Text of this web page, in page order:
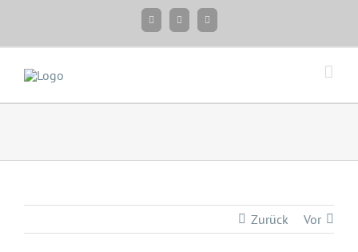
FacebookInstagramTwitter
Zurück Vor